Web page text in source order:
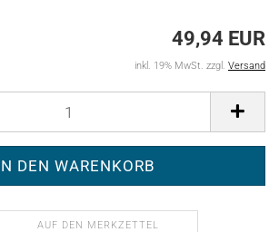
49,94 EUR
inkl. 19% MwSt. zzgl. Versand
AUF DEN MERKZETTEL